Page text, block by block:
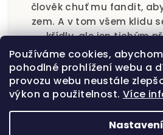
Používáme cookies,
pohodlné prohlížení webu a
provozu webu neustále
výkon a použitelnost. Více
Nastavení
člověk chuť mu fandit,
zem. A v tom všem klidu
křídly, ale jen tichým
„Tohle je ten okamžik,
den těšil.“
Usmějte se, zamíchejte
nadechněte – a nechte